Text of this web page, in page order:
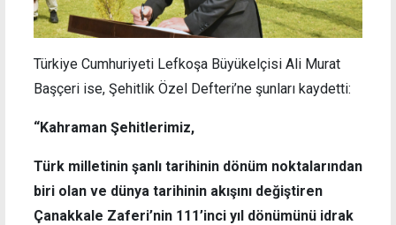
Türkiye Cumhuriyeti Lefkoşa Büyükelçisi Ali Murat
Başçeri ise, Şehitlik Özel Defteri’ne şunları kaydetti:
“Kahraman Şehitlerimiz,
Türk milletinin şanlı tarihinin dönüm noktalarından
biri olan ve dünya tarihinin akışını değiştiren
Çanakkale Zaferi’nin 111’inci yıl dönümünü idrak